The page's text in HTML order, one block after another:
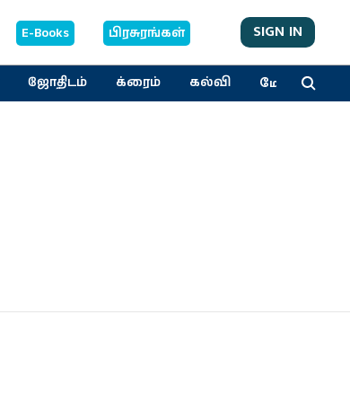
E-Books பிரசுரங்கள் SIGN IN
ஜோதிடம் க்ரைம் கல்வி மேலும்